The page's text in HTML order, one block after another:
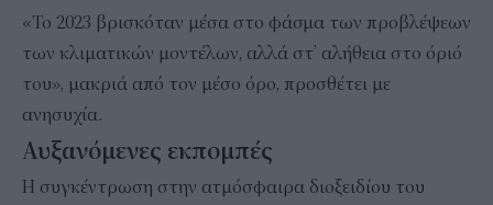
«Το 2023 βρισκόταν μέσα στο φάσμα των προβλέψεων
των κλιματικών μοντέλων, αλλά στ’ αλήθεια στο όριό
του», μακριά από τον μέσο όρο, προσθέτει με
ανησυχία.
Αυξανόμενες εκπομπές
Η συγκέντρωση στην ατμόσφαιρα διοξειδίου του